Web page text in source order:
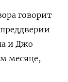
говорит
и Джо
месяце,